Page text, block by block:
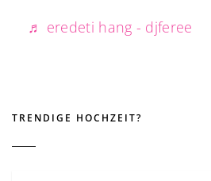
♬ eredeti hang - djferee
TRENDIGE HOCHZEIT?